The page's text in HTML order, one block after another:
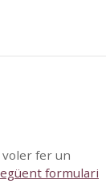
voler fer un
formulari